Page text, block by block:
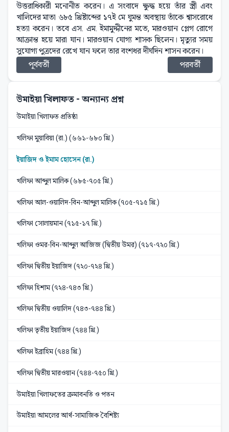
উত্তরাধিকারী মনোনীত করেন। এ সংবাদে ক্ষুদ্ধ হয়ে তাঁর স্ত্রী এবং
খালিদের মাতা ৬৮৫ খ্রিষ্টাব্দের ১৭ই মে ঘুমন্ত অবস্থায় তাঁকে শ্বাসরোধে
হত্যা করেন। তবে এস. এম. ইমামুদ্দীনের মতে, মারওয়ান প্লেগ রোগে
আক্রান্ত হয়ে মারা যান। মারওয়ান যোগ্য শাসক ছিলেন। মৃত্যুর সময়
সুযোগ্য পুত্রদের রেখে যান ফলে তার বংশধর দীর্ঘদিন শাসন করেন।
পূর্ববর্তী
পরবর্তী
উমাইয়া খিলাফত - অন্যান্য প্রশ্ন
উমাইয়া খিলাফত প্রতিষ্ঠা
খলিফা মুয়াবিয়া (রা.) (৬৬১-৬৮০ খ্রি.)
ইয়াজিদ ও ইমাম হোসেন (রা.)
খলিফা আব্দুল মালিক (৬৮৫-৭০৫ খ্রি.)
খলিফা আল-ওয়ালিদ-বিন-আব্দুল মালিক (৭০৫-৭১৫ খ্রি.)
খলিফা সোলায়মান (৭১৫-১৭ খ্রি.)
খলিফা ওমর-বিন-আব্দুল আজিজ (দ্বিতীয় উমর) (৭১৭-৭২০ খ্রি.)
খলিফা দ্বিতীয় ইয়াজিদ (৭২০-৭২৪ খ্রি.)
খলিফা হিশাম (৭২৪-৭৪৩ খ্রি.)
খলিফা দ্বিতীয় ওয়ালিদ (৭৪৩-৭৪৪ খ্রি.)
খলিফা তৃতীয় ইয়াজিদ (৭৪৪ খ্রি.)
খলিফা ইব্রাহিম (৭৪৪ খ্রি.)
খলিফা দ্বিতীয় মারওয়ান (৭৪৪-৭৫০ খ্রি.)
উমাইয়া খিলাফতের ক্রমাবনতি ও পতন
উমাইয়া আমলের আর্থ-সামাজিক বৈশিষ্ট্য